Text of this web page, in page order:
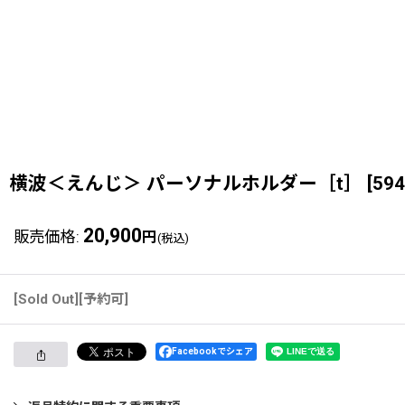
横波＜えんじ＞ パーソナルホルダー［t］ [
販売価格: 20,900 円 (税込)
[Sold Out][予約可]
Facebookでシェア